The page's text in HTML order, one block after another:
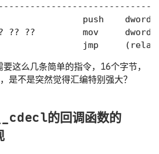
push    dword
?? ??         mov     dword
这么几条简单的指令，16个字节，
是不是突然觉得汇编特别强大？
的回调函数的